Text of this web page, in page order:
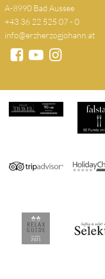
A-8990 Bad Aussee
+43 36 22 525 07 - 0
info@erzherzogjohann.at